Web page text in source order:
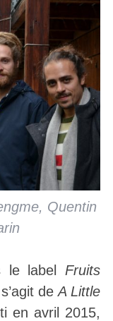
Quentin
le label Fruits
deA Little
en avril 2015,